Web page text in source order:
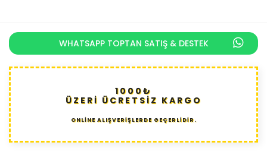
WHATSAPP TOPTAN SATIŞ & DESTEK
1000₺
ÜZERİ ÜCRETSİZ KARGO
ONLİNE ALIŞVERİŞLERDE GEÇERLİDİR.